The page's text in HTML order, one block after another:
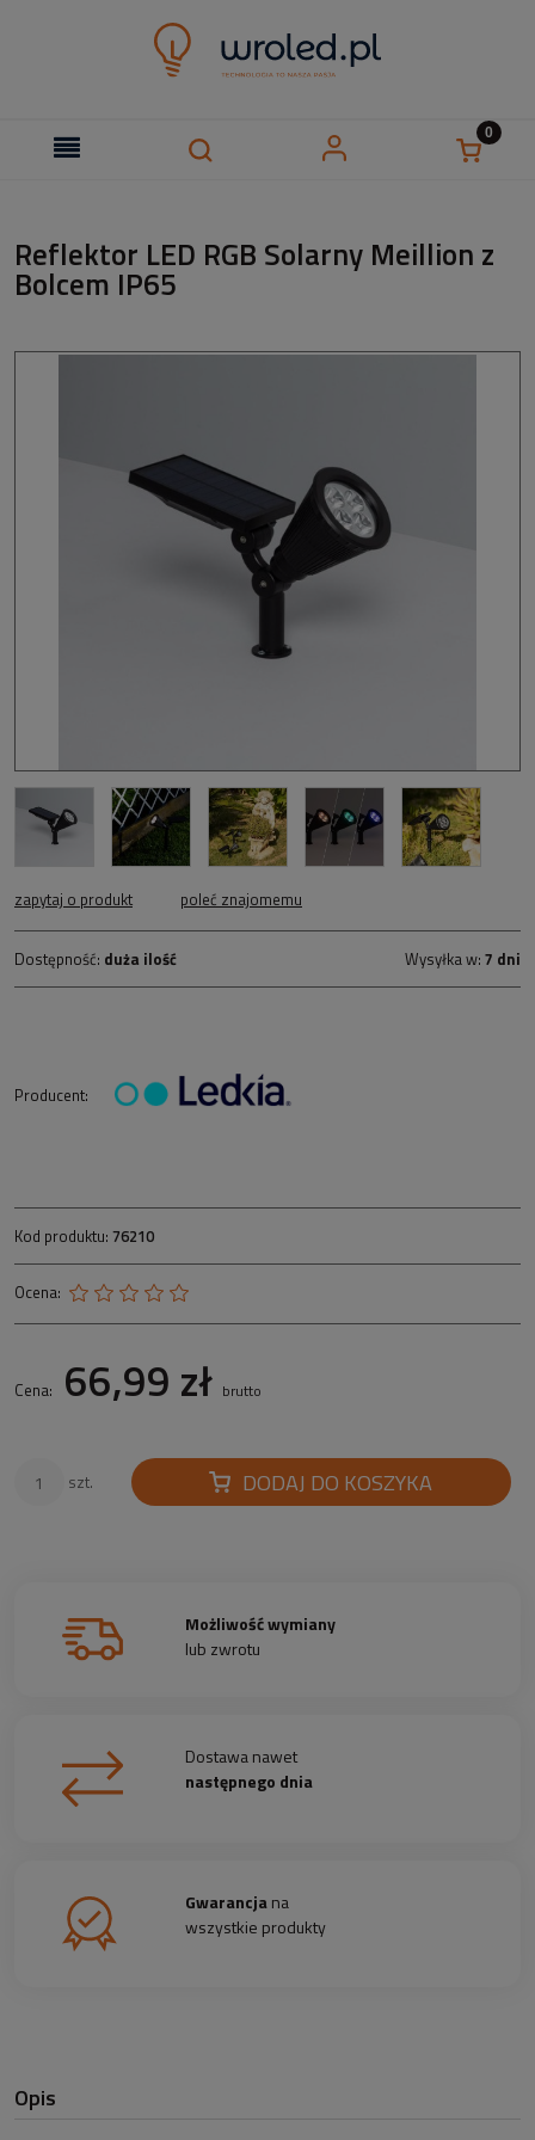
Reflektor LED RGB Solarny Meillion z
Bolcem IP65
zapytaj o produkt poleć znajomemu
Dostępność: duża ilość Wysyłka w: 7 dni
Producent:
Kod produktu: 76210
Ocena:
Cena: 66,99 zł brutto
szt. DODAJ DO KOSZYKA
Możliwość wymiany
lub zwrotu
Dostawa nawet
następnego dnia
Gwarancjana
wszystkie produkty
Opis